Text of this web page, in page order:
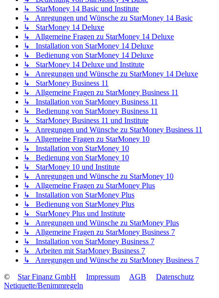
↳ StarMoney 14 Basic und Institute
↳ Anregungen und Wünsche zu StarMoney 14 Basic
↳ StarMoney 14 Deluxe
↳ Allgemeine Fragen zu StarMoney 14 Deluxe
↳ Installation von StarMoney 14 Deluxe
↳ Bedienung von StarMoney 14 Deluxe
↳ StarMoney 14 Deluxe und Institute
↳ Anregungen und Wünsche zu StarMoney 14 Deluxe
↳ StarMoney Business 11
↳ Allgemeine Fragen zu StarMoney Business 11
↳ Installation von StarMoney Business 11
↳ Bedienung von StarMoney Business 11
↳ StarMoney Business 11 und Institute
↳ Anregungen und Wünsche zu StarMoney Business 11
↳ Allgemeine Fragen zu StarMoney 10
↳ Installation von StarMoney 10
↳ Bedienung von StarMoney 10
↳ StarMoney 10 und Institute
↳ Anregungen und Wünsche zu StarMoney 10
↳ Allgemeine Fragen zu StarMoney Plus
↳ Installation von StarMoney Plus
↳ Bedienung von StarMoney Plus
↳ StarMoney Plus und Institute
↳ Anregungen und Wünsche zu StarMoney Plus
↳ Allgemeine Fragen zu StarMoney Business 7
↳ Installation von StarMoney Business 7
↳ Arbeiten mit StarMoney Business 7
↳ Anregungen und Wünsche zu StarMoney Business 7
©
Star Finanz GmbH Impressum AGB
Datenschutz
Netiquette/Benimmregeln